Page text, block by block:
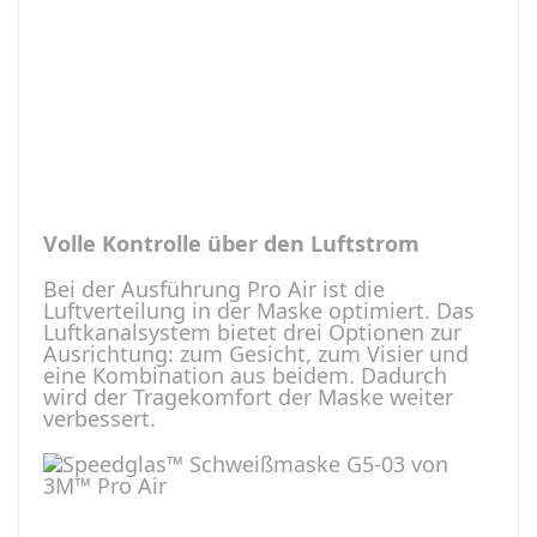
Volle Kontrolle über den Luftstrom
Bei der Ausführung Pro Air ist die
Luftverteilung in der Maske optimiert. Das
Luftkanalsystem bietet drei Optionen zur
Ausrichtung: zum Gesicht, zum Visier und
eine Kombination aus beidem. Dadurch
wird der Tragekomfort der Maske weiter
verbessert.